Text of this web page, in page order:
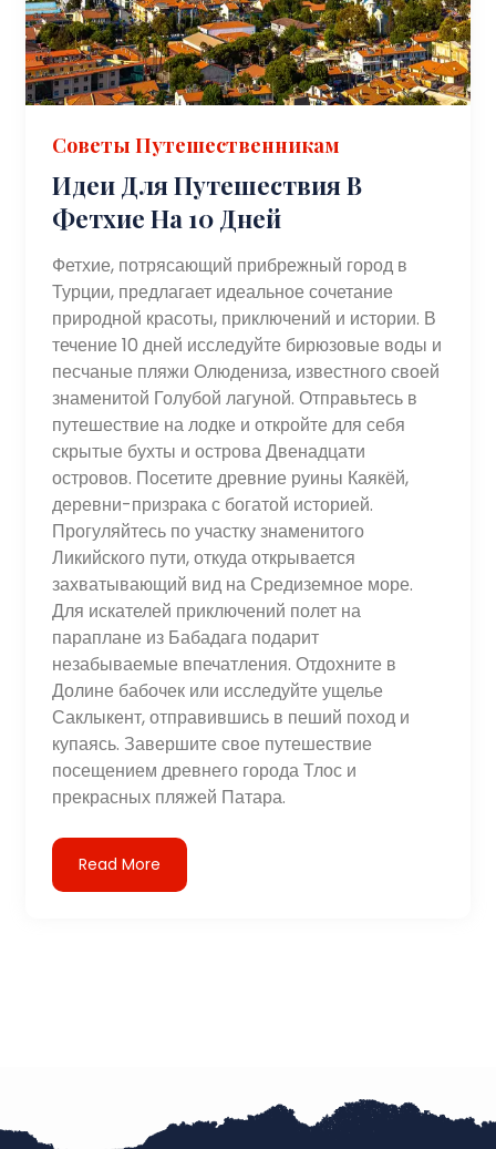
Советы Путешественникам
Идеи Для Путешествия В
Фетхие На 10 Дней
Фетхие, потрясающий прибрежный город в
Турции, предлагает идеальное сочетание
природной красоты, приключений и истории. В
течение 10 дней исследуйте бирюзовые воды и
песчаные пляжи Олюдениза, известного своей
знаменитой Голубой лагуной. Отправьтесь в
путешествие на лодке и откройте для себя
скрытые бухты и острова Двенадцати
островов. Посетите древние руины Каякёй,
деревни-призрака с богатой историей.
Прогуляйтесь по участку знаменитого
Ликийского пути, откуда открывается
захватывающий вид на Средиземное море.
Для искателей приключений полет на
параплане из Бабадага подарит
незабываемые впечатления. Отдохните в
Долине бабочек или исследуйте ущелье
Саклыкент, отправившись в пеший поход и
купаясь. Завершите свое путешествие
посещением древнего города Тлос и
прекрасных пляжей Патара.
Read More